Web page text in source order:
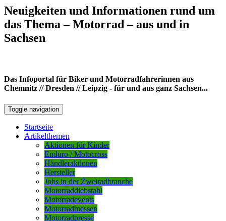
Neuigkeiten und Informationen rund um
das Thema – Motorrad – aus und in
Sachsen
Das Infoportal für Biker und Motorradfahrerinnen aus
Chemnitz // Dresden // Leipzig - für und aus ganz Sachsen...
Toggle navigation
Startseite
Artikelthemen
Aktionen für Kinder
Enduro / Motocross
Händleraktionen
Hersteller
Jobs in der Zweiradbranche
Motorraddiebstahl
Motorradevents
Motorradmessen
Motorradpresse